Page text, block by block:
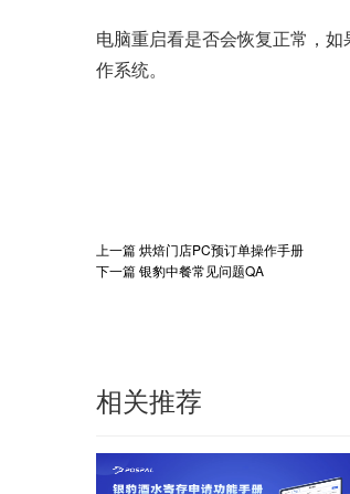
电脑重启看是否会恢复正常，
作系统。
上一篇烘焙门店PC预订单操作手册
下一篇银豹中餐常见问题QA
相关推荐